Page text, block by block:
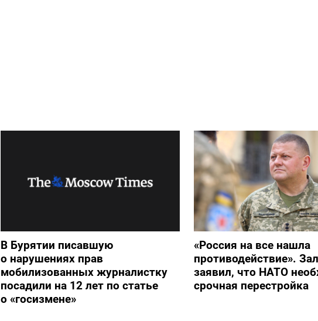
В Бурятии писавшую
о нарушениях прав
мобилизованных журналистку
посадили на 12 лет по статье
о «госизмене»
«Россия на все нашла
противодействие».
заявил, что НАТО
срочная перестройка